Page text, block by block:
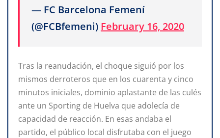
— FC Barcelona Femení
(@FCBfemeni) February 16, 2020
Tras la reanudación, el choque siguió por los
mismos derroteros que en los cuarenta y cinco
minutos iniciales, dominio aplastante de las culés
ante un Sporting de Huelva que adolecía de
capacidad de reacción. En esas andaba el
partido, el público local disfrutaba con el juego